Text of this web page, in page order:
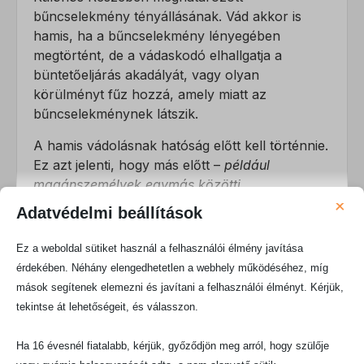
bűncselekmény tényállásának. Vád akkor is
hamis, ha a bűncselekmény lényegében
megtörtént, de a vádaskodó elhallgatja a
büntetőeljárás akadályát, vagy olyan
körülményt fűz hozzá, amely miatt az
bűncselekménynek látszik.
A hamis vádolásnak hatóság előtt kell történnie.
Ez azt jelenti, hogy más előtt – például
magánszemélyek egymás közötti
beszélgetésében elhangzott vagy sajtó útján
közölt– a hamis vád fogalmának egyébként
megfelelő állítások a tényállási elem
megvalósítására nem alkalmasak, így ilyen
esetben legfeljebb más bűncselekmény –
jellemzően rágalmazás– valósulhat meg. Hamis
büntetőügyekben eljáró hatóságokon kívül a
közhatalmi jellegű tevékenységet kifejtő egyéb
Adatvédelmi beállítások ×
Ez a weboldal sütiket használ a felhasználói élmény javítása
érdekében. Néhány elengedhetetlen a webhely működéséhez, míg
mások segítenek elemezni és javítani a felhasználói élményt. Kérjük,
tekintse át lehetőségeit, és válasszon.
Ha 16 évesnél fiatalabb, kérjük, győződjön meg arról, hogy szülője